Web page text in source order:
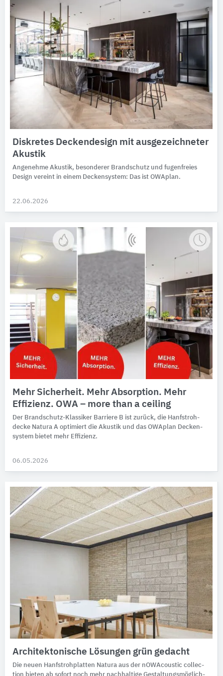
Diskretes Deckendesign mit ausgezeichneter
Akustik
Angenehme Akustik, be­son­de­rer Brand­schutz und fugen­freies
Design ver­eint in einem Decken­system: Das ist OWAplan.
22.06.2026
Mehr Sicherheit. Mehr Absorption. Mehr
Effizienz. OWA – more than a ceiling
Der Brandschutz-Klassiker Barriere B ist zu­rück, die Hanf­stroh­
decke Natura A opti­miert die Akus­tik und das OWAplan Decken­
sys­tem bie­tet mehr Effizienz.
06.05.2026
Architektonische Lösungen grün gedacht
Die neuen Hanf­stroh­platten Natura aus der nOWAcoustic collec­